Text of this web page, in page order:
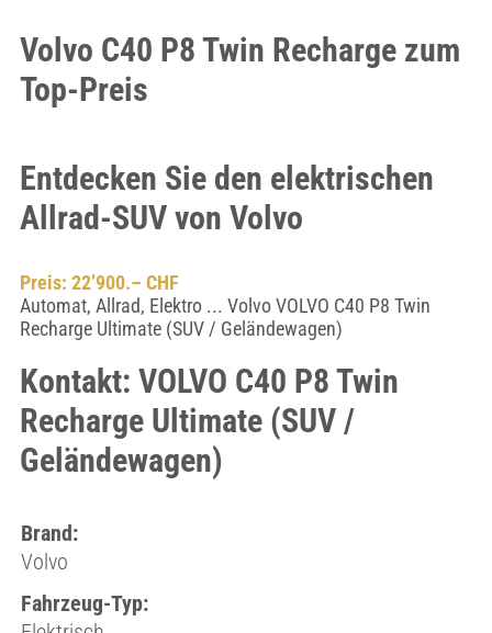
Volvo C40 P8 Twin Recharge zum
Top-Preis
Entdecken Sie den elektrischen
Allrad-SUV von Volvo
Preis: 22’900.– CHF
Automat, Allrad, Elektro ... Volvo VOLVO C40 P8 Twin
Recharge Ultimate (SUV / Geländewagen)
Kontakt: VOLVO C40 P8 Twin
Recharge Ultimate (SUV /
Geländewagen)
Brand:
Volvo
Fahrzeug-Typ: